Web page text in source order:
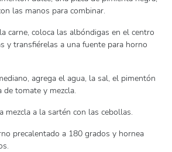
las manos para combinar.
carne, coloca las albóndigas en el centro
y transfiérelas a una fuente para horno
agrega el agua, la sal, el pimentón
de tomate y mezcla.
mezcla a la sartén con las cebollas.
precalentado a 180 grados y hornea